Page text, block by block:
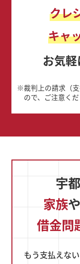
クレ
キャ
お気
※裁判上の請求（
ので、ご注意くだ
宇
家族や
借金問
もう支払えな